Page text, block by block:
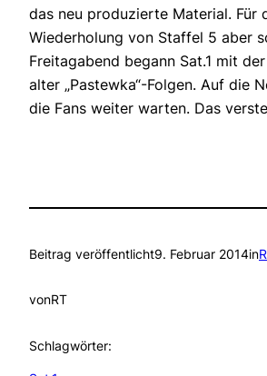
das neu produzierte Material. Für
Wiederholung von Staffel 5 aber
Freitagabend begann Sat.1 mit
alter „Pastewka“-Folgen. Auf die
die Fans weiter warten. Das
Beitrag veröffentlicht9. Februar 2014in
vonRT
Schlagwörter: